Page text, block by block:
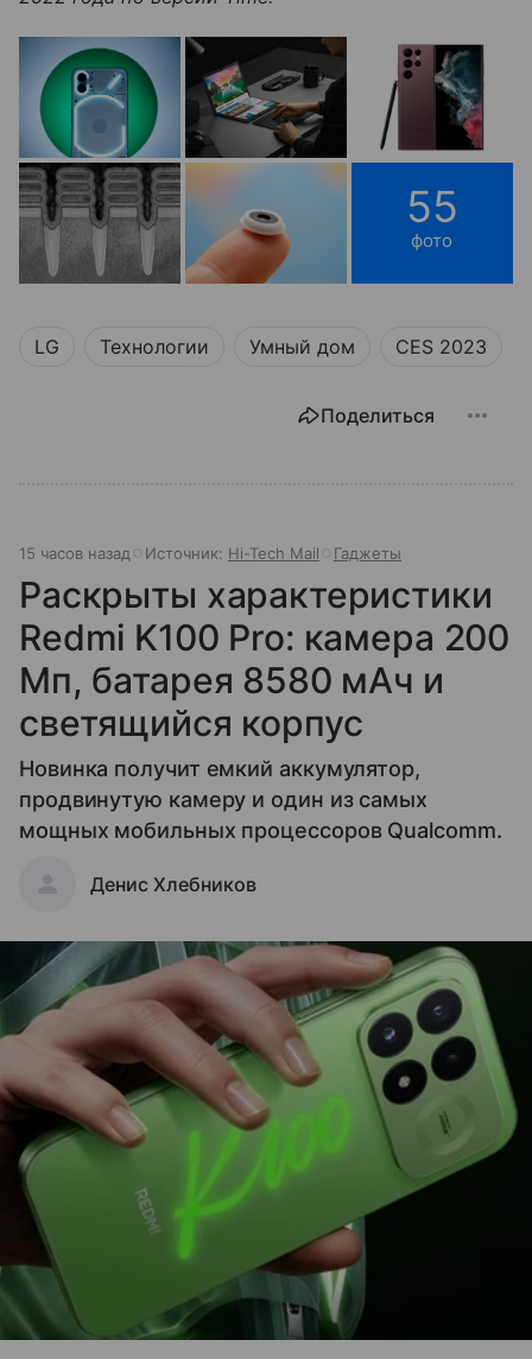
55
фото
LG Технологии Умный дом CES 2023
Поделиться
15 часов назад Источник: Hi-Tech Mail Гаджеты
Раскрыты характеристики
Redmi K100 Pro: камера 200
Мп, батарея 8580 мАч и
светящийся корпус
Новинка получит емкий аккумулятор,
продвинутую камеру и один из самых
мощных мобильных процессоров Qualcomm.
Денис Хлебников